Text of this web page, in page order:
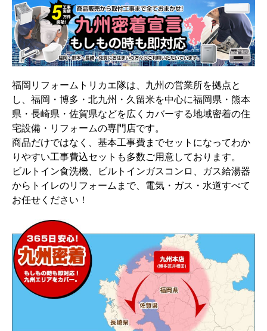
福岡リフォームトリカエ隊は、九州の営業所を拠点と
し、福岡・博多・北九州・久留米を中心に福岡県・熊本
県・長崎県・佐賀県などを広くカバーする地域密着の住
宅設備・リフォームの専門店です。
商品だけではなく、基本工事費までセットになってわか
りやすい工事費込セットも多数ご用意しております。
ビルトイン食洗機、ビルトインガスコンロ、ガス給湯器
からトイレのリフォームまで、電気・ガス・水道すべて
お任せください！